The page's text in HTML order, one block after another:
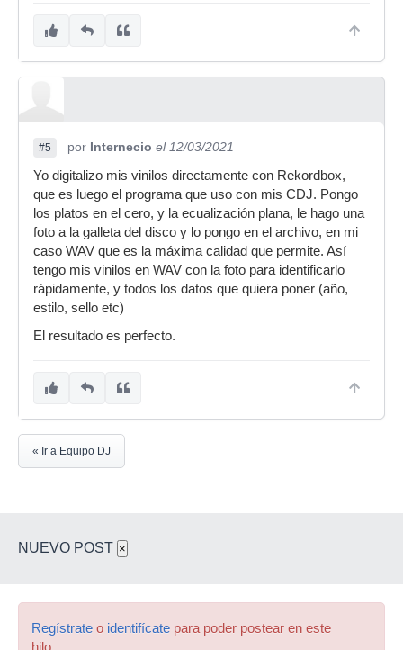
#5 por Internecio el 12/03/2021
Yo digitalizo mis vinilos directamente con Rekordbox,
que es luego el programa que uso con mis CDJ. Pongo
los platos en el cero, y la ecualización plana, le hago una
foto a la galleta del disco y lo pongo en el archivo, en mi
caso WAV que es la máxima calidad que permite. Así
tengo mis vinilos en WAV con la foto para identificarlo
rápidamente, y todos los datos que quiera poner (año,
estilo, sello etc)
El resultado es perfecto.
« Ir a Equipo DJ
NUEVO POST ×
Regístrate o identifícate para poder postear en este